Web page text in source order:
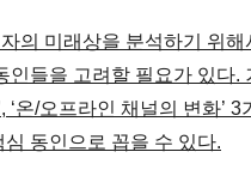
의 미래상을 분석하기 위해
들을 고려할 필요가 있다.
‘온/오프라인 채널의 변화’
동인으로 꼽을 수 있다.